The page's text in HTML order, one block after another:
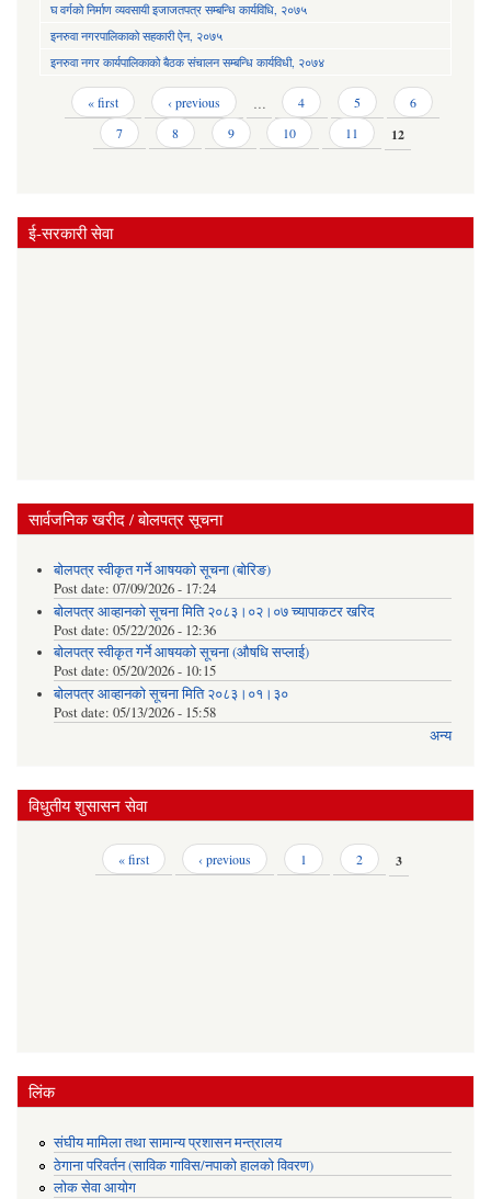
घ वर्गको निर्माण व्यवसायी इजाजतपत्र सम्बन्धि कार्यविधि, २०७५
इनरुवा नगरपालिकाको सहकारी ऐन, २०७५
इनरुवा नगर कार्यपालिकाको बैठक संचालन सम्बन्धि कार्यविधी, २०७४
Pages « first ‹ previous … 4 5
6
7
8 9 10 11 12
ई-सरकारी सेवा
सार्वजनिक खरीद / बोलपत्र सूचना
बोलपत्र स्वीकृत गर्ने आषयको सूचना (बोरिङ)
Post date: 07/09/2026 - 17:24
बोलपत्र आव्हानको सूचना मिति २०८३।०२।०७ च्यापाकटर खरिद
Post date: 05/22/2026 - 12:36
बोलपत्र स्वीकृत गर्ने आषयको सूचना (औषधि सप्लाई)
Post date: 05/20/2026 - 10:15
बोलपत्र आव्हानको सूचना मिति २०८३।०१।३०
Post date: 05/13/2026 - 15:58
अन्य
विधुतीय शुसासन सेवा
« first ‹ previous 1 2 3
लिंक
संघीय मामिला तथा सामान्य प्रशासन मन्त्रालय
ठेगाना परिवर्तन (साविक गाविस/नपाको हालको विवरण)
लोक सेवा आयोग